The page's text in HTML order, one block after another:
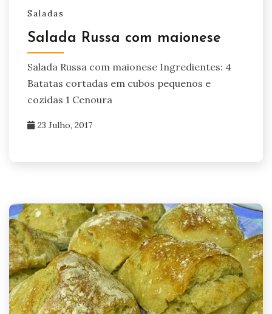
Saladas
Salada Russa com maionese
Salada Russa com maionese Ingredientes: 4
Batatas cortadas em cubos pequenos e
cozidas 1 Cenoura
23 Julho, 2017